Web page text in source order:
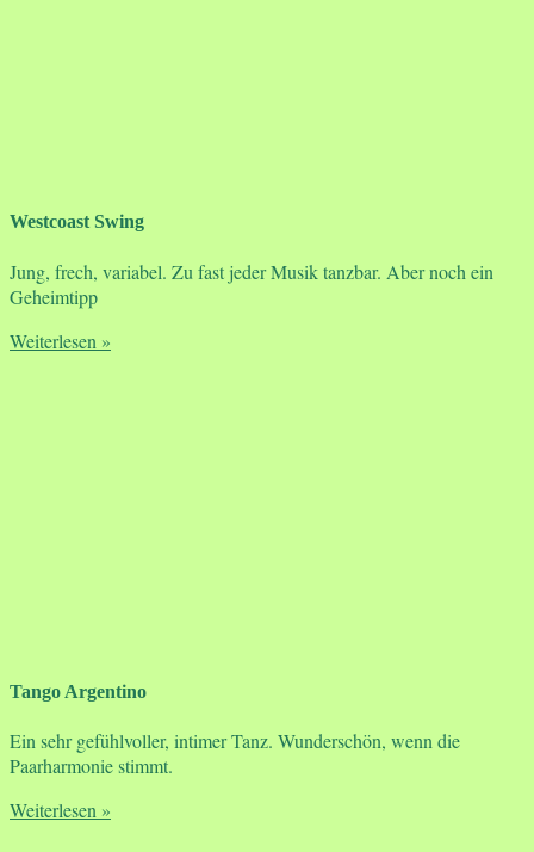
Westcoast Swing
Jung, frech, variabel. Zu fast jeder Musik tanzbar. Aber noch ein
Geheimtipp
Weiterlesen »
Tango Argentino
Ein sehr gefühlvoller, intimer Tanz. Wunderschön, wenn die
Paarharmonie stimmt.
Weiterlesen »